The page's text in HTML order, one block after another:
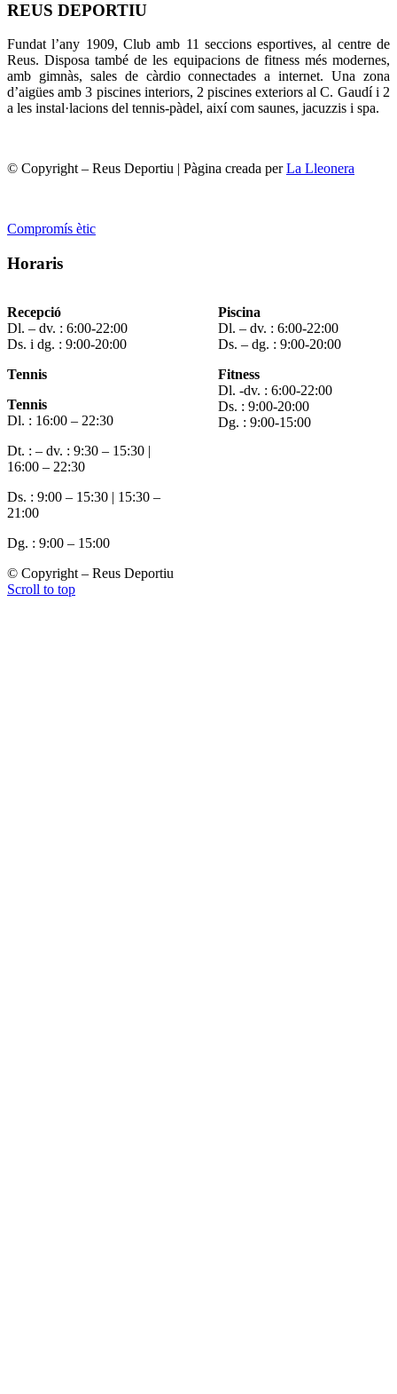
REUS DEPORTIU
Fundat l’any 1909, Club amb 11 seccions esportives, al centre de
Reus. Disposa també de les equipacions de fitness més modernes,
amb gimnàs, sales de càrdio connectades a internet. Una zona
d’aigües amb 3 piscines interiors, 2 piscines exteriors al C. Gaudí i 2
a les instal·lacions del tennis-pàdel, així com saunes, jacuzzis i spa.
© Copyright – Reus Deportiu | Pàgina creada perLa Lleonera
Compromís ètic
Horaris
Recepció
Dl. – dv. : 6:00-22:00
Ds. i dg. : 9:00-20:00
Tennis
Tennis
Dl. : 16:00 – 22:30
Dt. : – dv. : 9:30 – 15:30 |
16:00 – 22:30
Ds. : 9:00 – 15:30 | 15:30 –
21:00
Dg. : 9:00 – 15:00
Piscina
Dl. – dv. : 6:00-22:00
Ds. – dg. : 9:00-20:00
Fitness
Dl. -dv. : 6:00-22:00
Ds. : 9:00-20:00
Dg. : 9:00-15:00
© Copyright – Reus Deportiu
Scroll to top